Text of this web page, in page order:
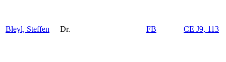
Bleyl, Steffen Dr. FB CE J9, 113